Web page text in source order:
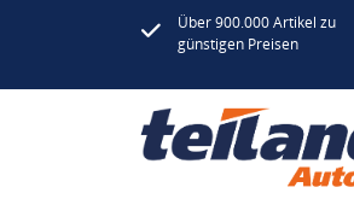
Über 900.000 Artikel zu
günstigen Preisen